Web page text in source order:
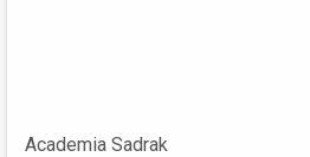
Academia Sadrak